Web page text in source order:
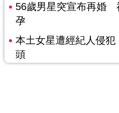
56歲男星突宣布再婚
孕
本土女星遭經紀人侵
頭